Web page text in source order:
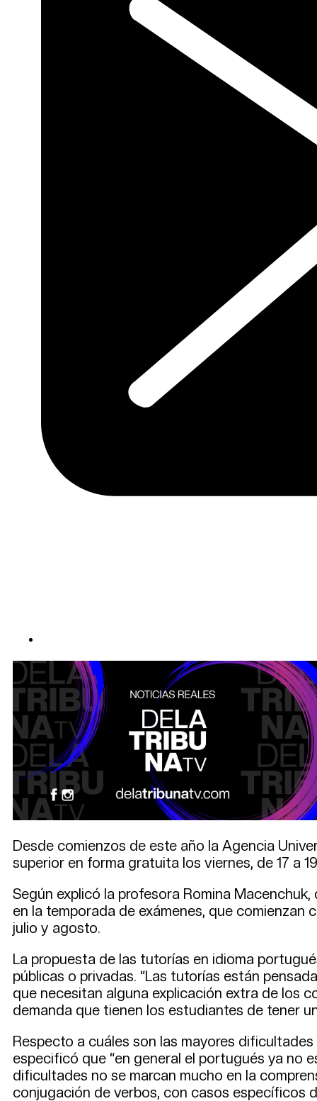
Desde comienzos de este año la Agencia
superior en forma gratuita los viernes, de 17 a
Según explicó la profesora Romina
en la temporada de exámenes, que
julio y agosto.
La propuesta de las tutorías en idioma
públicas o privadas. “Las tutorías están
que necesitan alguna explicación extra de los
demanda que tienen los estudiantes de tener
Respecto a cuáles son las mayores
especificó que “en general el portugués ya no
dificultades no se marcan mucho en la
conjugación de verbos, con casos específicos